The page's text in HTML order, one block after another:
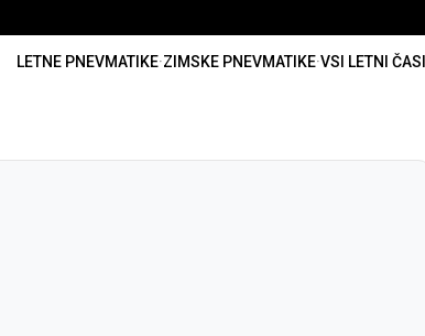
LETNE PNEVMATIKE·ZIMSKE PNEVMATIKE·VSI LETNI ČASI